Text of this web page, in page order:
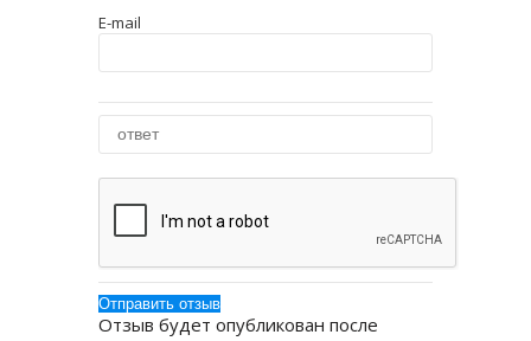
E-mail
Отзыв будет опубликован после